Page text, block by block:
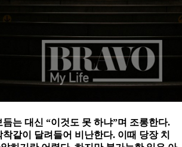
는 대신 “이것도 못 하냐”며 조롱한다.
같이 달려들어 비난한다. 이때 당장 치